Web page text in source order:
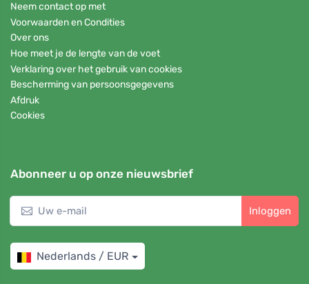
Neem contact op met
Voorwaarden en Condities
Over ons
Hoe meet je de lengte van de voet
Verklaring over het gebruik van cookies
Bescherming van persoonsgegevens
Afdruk
Cookies
Abonneer u op onze nieuwsbrief
Inloggen
Nederlands / EUR